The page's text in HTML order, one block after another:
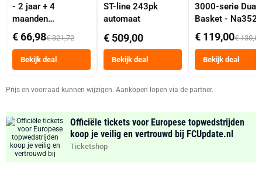
- 2 jaar + 4
maanden
abonnement
€ 66,98€ 321,72
Bekijk deal
ST-line 243pk
automaat
€ 509,00
Bekijk deal
3000-serie Dual
Basket -
Dubbele Mand 9
Tot 6 Personen
Heteluchtfriteuse
Zwart
€ 119,00€ 130,00
Bekijk deal
Prijs en voorraad kunnen wijzigen. Aankopen lopen via de partner.
Officiële tickets voor Europese topwedstrijden
koop je veilig en vertrouwd bij FCUpdate.nl
Ticketshop